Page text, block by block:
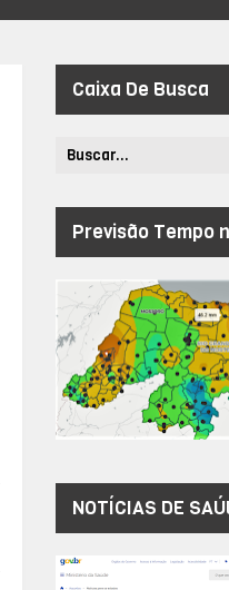
Caixa De Busca
Previsão Tempo
NOTÍCIAS DE